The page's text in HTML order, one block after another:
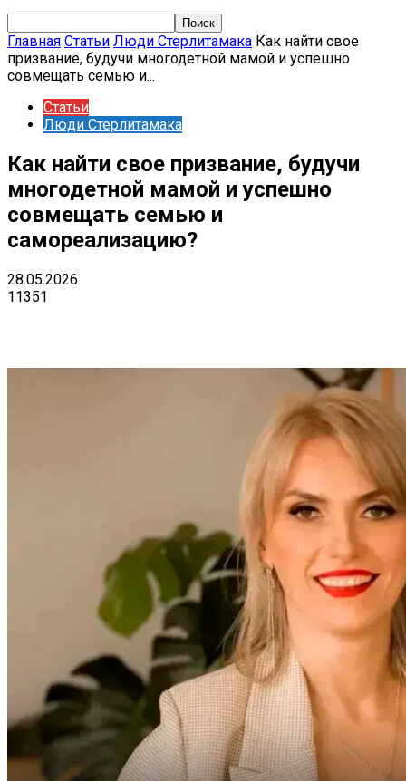
Главная Статьи Люди Стерлитамака Как найти свое
призвание, будучи многодетной мамой и успешно
совмещать семью и...
Статьи
Люди Стерлитамака
Как найти свое призвание, будучи
многодетной мамой и успешно
совмещать семью и
самореализацию?
28.05.2026
11351